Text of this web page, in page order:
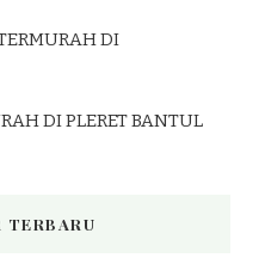
DI
DI PLERET BANTUL
TERBARU